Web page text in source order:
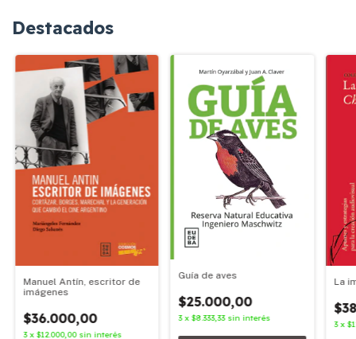
Destacados
Manuel Antín, escritor de
imágenes
$36.000,00
3 x $12.000,00 sin interés
Guía de aves
$25.000,00
3 x$8.333,33 sin interés
La
3 x